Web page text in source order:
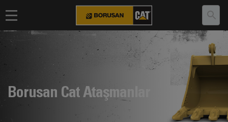
Borusan Cat Ataşmanlar